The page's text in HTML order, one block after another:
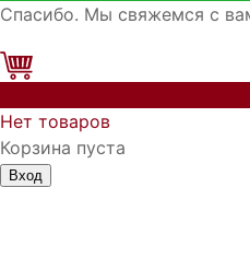
Спасибо. Мы свяжемся с
Нет товаров
Корзина пуста
Вход